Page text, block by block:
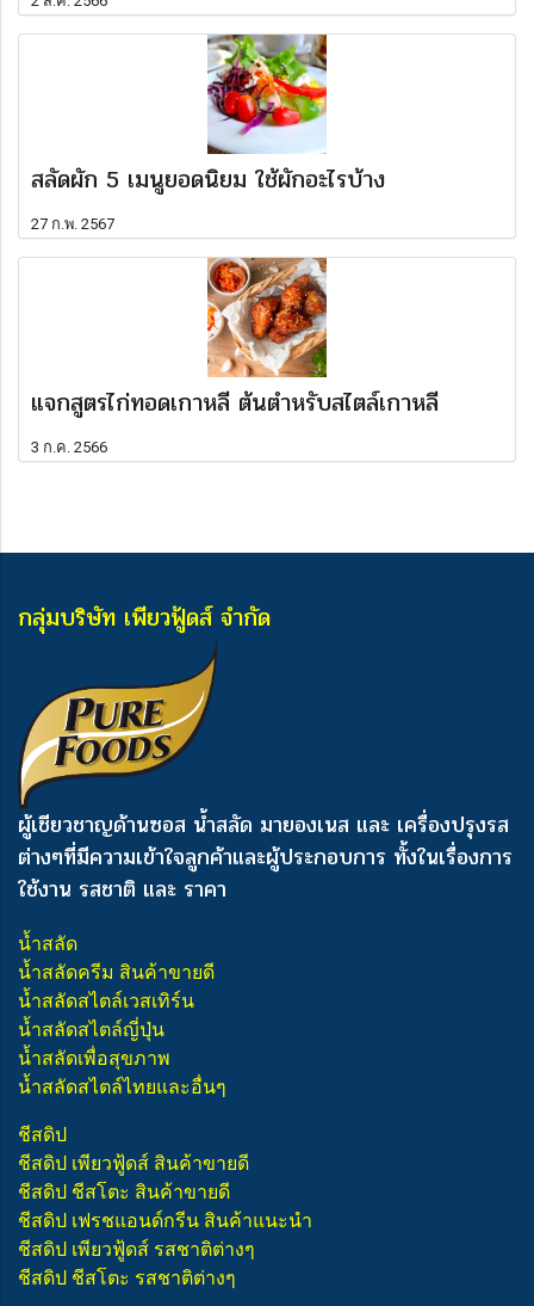
สลัดผัก 5 เมนูยอดนิยม ใช้ผักอะไรบ้าง
27 ก.พ. 2567
แจกสูตรไก่ทอดเกาหลี ต้นตำหรับสไตล์เกาหลี
3 ก.ค. 2566
กลุ่มบริษัท เพียวฟู้ดส์ จำกัด
ผู้เชียวชาญด้านซอส น้ำสลัด มายองเนส และ เครื่องปรุงรส
ต่างๆที่มีความเข้าใจลูกค้าและผู้ประกอบการ ทั้งในเรื่องการ
ใช้งาน รสชาติ และ ราคา
น้ำสลัด
น้ำสลัดครีม สินค้าขายดี
น้ำสลัดสไตล์เวสเทิร์น
น้ำสลัดสไตล์ญี่ปุ่น
น้ำสลัดเพื่อสุขภาพ
น้ำสลัดสไตล์ไทยและอื่นๆ
ชีสดิป
ชีสดิป เพียวฟู้ดส์ สินค้าขายดี
ชีสดิป ชีสโตะ สินค้าขายดี
ชีสดิป เฟรชแอนด์กรีน สินค้าแนะนำ
ชีสดิป เพียวฟู้ดส์ รสชาติต่างๆ
ชีสดิป ชีสโตะ รสชาติต่างๆ